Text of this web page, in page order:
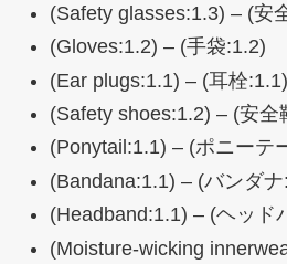
(Safety glasses:1.3) – (安
(Gloves:1.2) – (手袋:1.2)
(Ear plugs:1.1) – (耳栓:1.1)
(Safety shoes:1.2) – (安全
(Ponytail:1.1) – (ポニーテ
(Bandana:1.1) – (バンダ
(Headband:1.1) – (ヘッド
(Moisture-wicking